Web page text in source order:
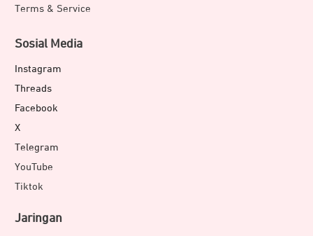
Terms & Service
Sosial Media
Instagram
Threads
Facebook
X
Telegram
YouTube
Tiktok
Jaringan